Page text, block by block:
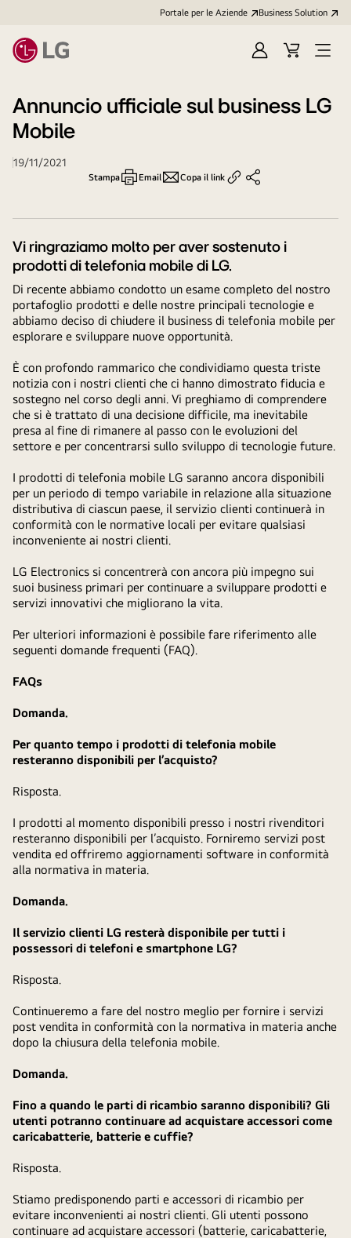
Portale per le Aziende Business Solution
Accedi
Registrati
Cart
Open
Annuncio ufficiale sul business LG
Mobile
19/11/2021
Stampa Email Copa il link
Vi ringraziamo molto per aver sostenuto i
prodotti di telefonia mobile di LG.
Di recente abbiamo condotto un esame completo del nostro
portafoglio prodotti e delle nostre principali tecnologie e
abbiamo deciso di chiudere il business di telefonia mobile per
esplorare e sviluppare nuove opportunità.
È con profondo rammarico che condividiamo questa triste
notizia con i nostri clienti che ci hanno dimostrato fiducia e
sostegno nel corso degli anni. Vi preghiamo di comprendere
che si è trattato di una decisione difficile, ma inevitabile
presa al fine di rimanere al passo con le evoluzioni del
settore e per concentrarsi sullo sviluppo di tecnologie future.
I prodotti di telefonia mobile LG saranno ancora disponibili
per un periodo di tempo variabile in relazione alla situazione
distributiva di ciascun paese, il servizio clienti continuerà in
conformità con le normative locali per evitare qualsiasi
inconveniente ai nostri clienti.
LG Electronics si concentrerà con ancora più impegno sui
suoi business primari per continuare a sviluppare prodotti e
servizi innovativi che migliorano la vita.
Per ulteriori informazioni è possibile fare riferimento alle
seguenti domande frequenti (FAQ).
FAQs
Domanda.
Per quanto tempo i prodotti di telefonia mobile
resteranno disponibili per l’acquisto?
Risposta.
I prodotti al momento disponibili presso i nostri rivenditori
resteranno disponibili per l’acquisto. Forniremo servizi post
vendita ed offriremo aggiornamenti software in conformità
alla normativa in materia.
Domanda.
Il servizio clienti LG resterà disponibile per tutti i
possessori di telefoni e smartphone LG?
Risposta.
Continueremo a fare del nostro meglio per fornire i servizi
post vendita in conformità con la normativa in materia anche
dopo la chiusura della telefonia mobile.
Domanda.
Fino a quando le parti di ricambio saranno disponibili? Gli
utenti potranno continuare ad acquistare accessori come
caricabatterie, batterie e cuffie?
Risposta.
Stiamo predisponendo parti e accessori di ricambio per
evitare inconvenienti ai nostri clienti. Gli utenti possono
continuare ad acquistare accessori (batterie, caricabatterie,